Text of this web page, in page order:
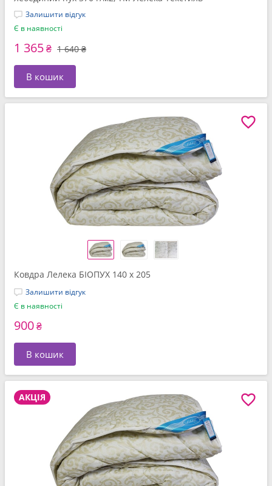
Залишити відгук
Є в наявності
1 365₴ 1 640 ₴
В кошик
Ковдра Лелека БІОПУХ 140 x 205
Залишити відгук
Є в наявності
900₴
В кошик
АКЦІЯ